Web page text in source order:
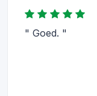
" Goed. "